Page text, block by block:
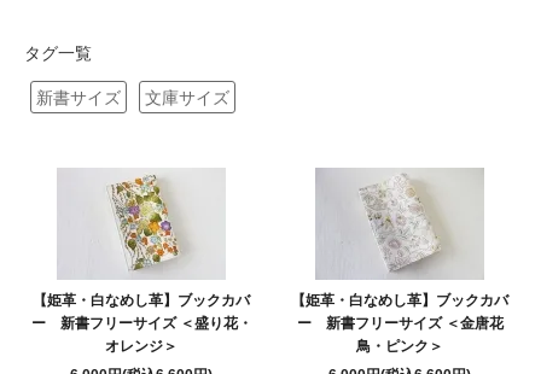
タグ一覧
新書サイズ 文庫サイズ
【姫革・白なめし革】ブックカバ
ー 新書フリーサイズ ＜盛り花・
オレンジ＞
【姫革・白なめし革】ブックカバ
ー 新書フリーサイズ ＜金唐花
鳥・ピンク＞